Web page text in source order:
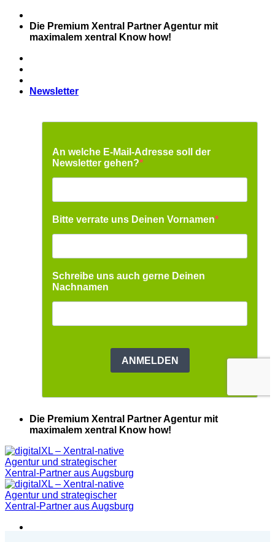
Zum
Inhalt
springen
Die Premium Xentral Partner Agentur mit
maximalem xentral Know how!
Newsletter
Die Premium Xentral Partner Agentur mit
maximalem xentral Know how!